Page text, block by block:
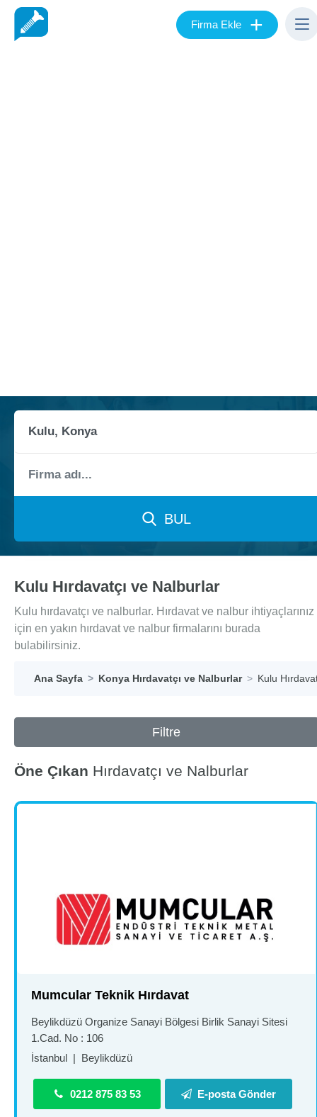
Firma Ekle +
BUL
Kulu Hırdavatçı ve Nalburlar
Kulu hırdavatçı ve nalburlar. Hırdavat ve nalbur ihtiyaçlarınız
için en yakın hırdavat ve nalbur firmalarını burada
bulabilirsiniz.
Ana Sayfa Konya Hırdavatçı ve Nalburlar Kulu
Filtre
Öne Çıkan Hırdavatçı ve Nalburlar
Mumcular Teknik Hırdavat
Beylikdüzü Organize Sanayi Bölgesi Birlik Sanayi Sitesi
1.Cad. No : 106
İstanbul | Beylikdüzü
0212 875 83 53 E-posta Gönder